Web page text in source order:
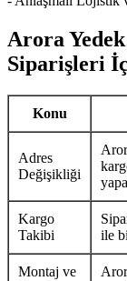
Arora
Siparişleri
Konu
Adres
Değişikliği
Kargo
Takibi
ile
Montaj ve